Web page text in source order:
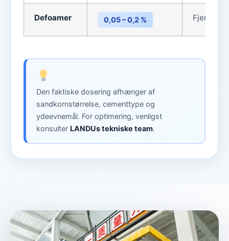
Defoamer 0,05 – 0,2 % Fjerner
Den faktiske dosering afhænger af
sandkornstørrelse, cementtype og
ydeevnemål. For optimering, venligst
konsulter LANDUs tekniske team.